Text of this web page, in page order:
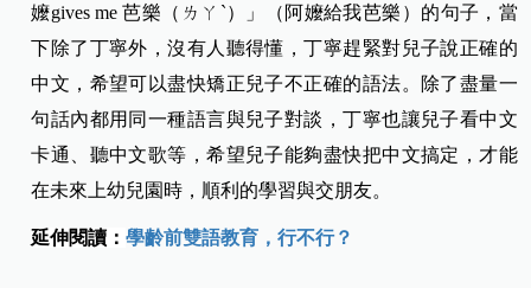
嬤gives me 芭樂（ㄌㄚˋ）」（阿嬤給我芭樂）的句子，當
下除了丁寧外，沒有人聽得懂，丁寧趕緊對兒子說正確的
中文，希望可以盡快矯正兒子不正確的語法。除了盡量一
句話內都用同一種語言與兒子對談，丁寧也讓兒子看中文
卡通、聽中文歌等，希望兒子能夠盡快把中文搞定，才能
在未來上幼兒園時，順利的學習與交朋友。
延伸閱讀：學齡前雙語教育，行不行？